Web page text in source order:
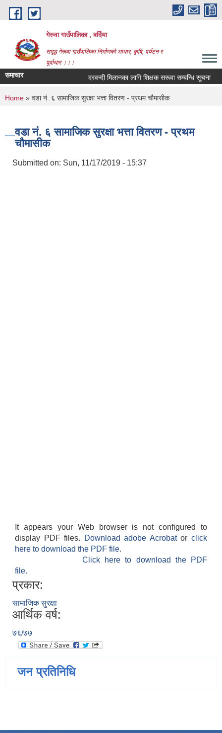
Skip to main content
गेरुवा गाउँपालिका , बर्दिया
समृद्ध गेरूवा गाउँपालिका निर्माणको आधार, कृषि, पर्यटन र
पूर्वाधार ।।।
समाचार दरवन्दी मिलानका लागि शिक्षक सरूवा सम्बन्धि सूचना
You are here
Home » वडा नं. ६ सामाजिक सुरक्षा भत्ता वितरण - प्रथम चौमासीक
वडा नं. ६ सामाजिक सुरक्षा भत्ता वितरण - प्रथम
चौमासीक
Submitted on: Sun, 11/17/2019 - 15:37
It appears your Web browser is not configured to
display PDF files.
Download adobe Acrobatorclick
here to download the PDF file.
Click here to download the PDF
file.
प्रकार:
सामाजिक सुरक्षा
आर्थिक वर्ष:
७६/७७
जन प्रतिनिधि